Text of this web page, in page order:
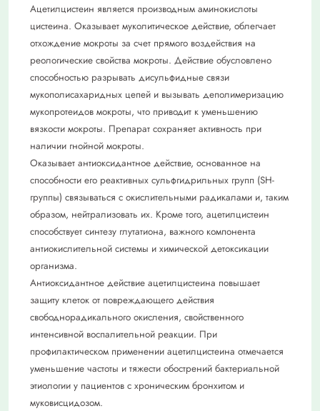
Ацетилцистеин является производным аминокислоты
цистеина. Оказывает муколитическое действие, облегчает
отхождение мокроты за счет прямого воздействия на
реологические свойства мокроты. Действие обусловлено
способностью разрывать дисульфидные связи
мукополисахаридных цепей и вызывать деполимеризацию
мукопротеидов мокроты, что приводит к уменьшению
вязкости мокроты. Препарат сохраняет активность при
наличии гнойной мокроты.
Оказывает антиоксидантное действие, основанное на
способности его реактивных сульфгидрильных групп (SH-
группы) связываться с окислительными радикалами и, таким
образом, нейтрализовать их. Кроме того, ацетилцистеин
способствует синтезу глутатиона, важного компонента
антиокислительной системы и химической детоксикации
организма.
Антиоксидантное действие ацетилцистеина повышает
защиту клеток от повреждающего действия
свободнорадикального окисления, свойственного
интенсивной воспалительной реакции. При
профилактическом применении ацетилцистеина отмечается
уменьшение частоты и тяжести обострений бактериальной
этиологии у пациентов с хроническим бронхитом и
муковисцидозом.